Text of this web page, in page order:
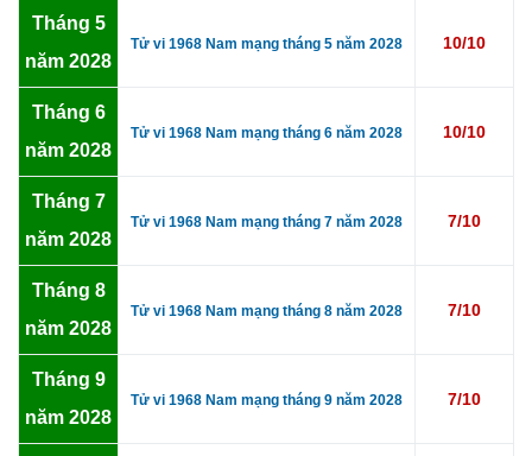
Tháng 5
năm 2028
Tử vi 1968 Nam mạng tháng 5 năm 2028 10/10
Tháng 6
năm 2028
Tử vi 1968 Nam mạng tháng 6 năm 2028 10/10
Tháng 7
năm 2028
Tử vi 1968 Nam mạng tháng 7 năm 2028 7/10
Tháng 8
năm 2028
Tử vi 1968 Nam mạng tháng 8 năm 2028 7/10
Tháng 9
năm 2028
Tử vi 1968 Nam mạng tháng 9 năm 2028 7/10